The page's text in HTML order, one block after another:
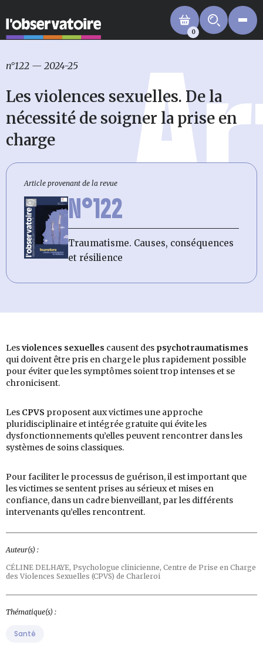
0
n°122 — 2024-25
Les violences sexuelles. De la
nécessité de soigner la prise en
charge
Article provenant de la revue
N°122
Traumatisme. Causes, conséquences
et résilience
Lesviolences sexuelles causent des psychotraumatismes
qui doivent être pris en charge le plus rapidement possible
pour éviter que les symptômes soient trop intenses et se
chronicisent.
Les CPVS proposent aux victimes une approche
pluridisciplinaire et intégrée gratuite qui évite les
dysfonctionnements qu’elles peuvent rencontrer dans les
systèmes de soins classiques.
Pour faciliter le processus de guérison, il est important que
les victimes se sentent prises au sérieux et mises en
confiance, dans un cadre bienveillant, par les différents
intervenants qu’elles rencontrent.
Auteur(s) :
CÉLINE DELHAYE, Psychologue clinicienne, Centre de Prise en Charge
des Violences Sexuelles (CPVS) de Charleroi
Thématique(s) :
Santé